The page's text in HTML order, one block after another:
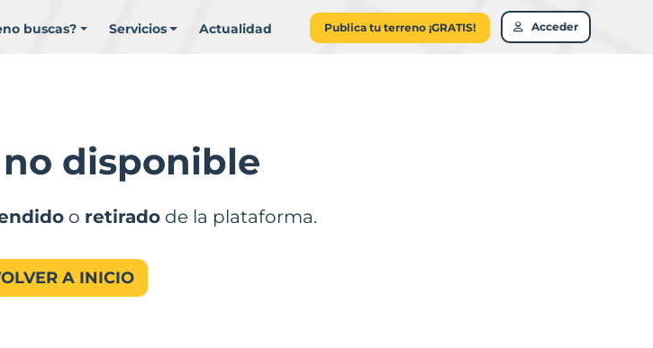
buscas? Servicios Actualidad Publica tu terreno ¡GRATIS! Acceder
disponible
o retirado de la plataforma.
A INICIO